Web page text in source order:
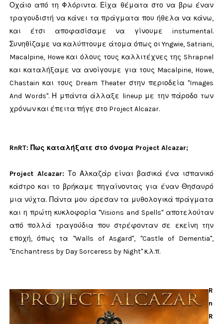
Οχάιο από τη Φλόριντα. Είχα θέματα στο να βρω έναν
τραγουδιστή να κάνει τα πράγματα που ήθελα να κάνω,
και έτσι αποφασίσαμε να γίνουμε instumental.
Συνηθίζαμε να καλύπτουμε άτομα όπως οι Yngwie, Satriani,
Macalpine, Howe και όλους τους καλλιτέχνες της Shrapnel
και καταλήξαμε να ανοίγουμε για τους Macalpine, Howe,
Chastain και τους Dream Theater στην περιοδεία "Images
And Words". Η μπάντα άλλαξε lineup με την πάροδο των
χρόνων και έπειτα πήγε στο Project Alcazar.
RnRT: Πως καταλήξατε στο όνομα Project Alcazar;
Project Alcazar:Το Αλκαζάρ είναι βασικά ένα ισπανικό
κάστρο και το βρήκαμε πηγαίνοντας για έναν Θησαυρό
μια νύχτα. Πάντα μου άρεσαν τα μυθολογικά πράγματα
και η πρώτη κυκλοφορία "Visions and Spells" αποτελούταν
από πολλά τραγούδια που στρέφονταν σε εκείνη την
εποχή, όπως τα "Walls of Asgard", "Castle of Dementia",
"Enchantress by Day Sorceress by Night" κ.λ.π.
R
n
R